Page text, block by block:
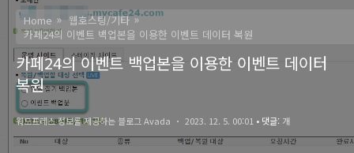
Home
웹호스팅/기타
카페24의 이벤트 백업본을 이용한 이벤트 데이터 복원
카페24의 이벤트 백업본을 이용한 이벤트 데이터
복원
워드프레스 정보를 제공하는 블로그 Avada 2023. 12. 5. 00:01 • 댓글: 개